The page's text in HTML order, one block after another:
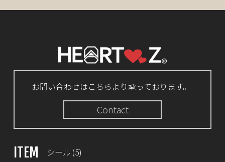
お問い合わせはこちらより承っております。
Contact
ITEM シール (5)